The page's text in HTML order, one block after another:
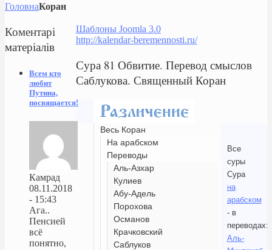
ГоловнаКоран
Шаблоны Joomla 3.0
http://kalendar-beremennosti.ru/
Сура 81 Обвитие. Перевод смыслов
Саблукова. Священный Коран
Весь Коран
На арабском
Переводы
Аль-Азхар
Кулиев
Абу-Адель
Порохова
Османов
Крачковский
Саблуков
Все
суры
Сура
на
арабском
- в
переводах:
Аль-
Коментарі
матеріалів
Всем кто
любит
Путина,
посвящается!
Камрад
08.11.2018
- 15:43
Ага..
Пенсией
всё
понятно,